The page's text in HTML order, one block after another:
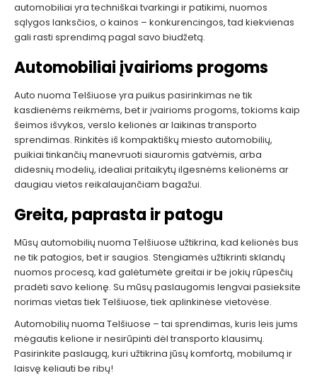
automobiliai yra techniškai tvarkingi ir patikimi, nuomos
sąlygos lanksčios, o kainos – konkurencingos, tad kiekvienas
gali rasti sprendimą pagal savo biudžetą.
Automobiliai įvairioms progoms
Auto nuoma Telšiuose yra puikus pasirinkimas ne tik
kasdienėms reikmėms, bet ir įvairioms progoms, tokioms kaip
šeimos išvykos, verslo kelionės ar laikinas transporto
sprendimas. Rinkitės iš kompaktiškų miesto automobilių,
puikiai tinkančių manevruoti siauromis gatvėmis, arba
didesnių modelių, idealiai pritaikytų ilgesnėms kelionėms ar
daugiau vietos reikalaujančiam bagažui.
Greita, paprasta ir patogu
Mūsų automobilių nuoma Telšiuose užtikrina, kad kelionės bus
ne tik patogios, bet ir saugios. Stengiamės užtikrinti sklandų
nuomos procesą, kad galėtumėte greitai ir be jokių rūpesčių
pradėti savo kelionę. Su mūsų paslaugomis lengvai pasieksite
norimas vietas tiek Telšiuose, tiek aplinkinėse vietovėse.
Automobilių nuoma Telšiuose – tai sprendimas, kuris leis jums
mėgautis kelione ir nesirūpinti dėl transporto klausimų.
Pasirinkite paslaugą, kuri užtikrina jūsų komfortą, mobilumą ir
laisvę keliauti be ribų!